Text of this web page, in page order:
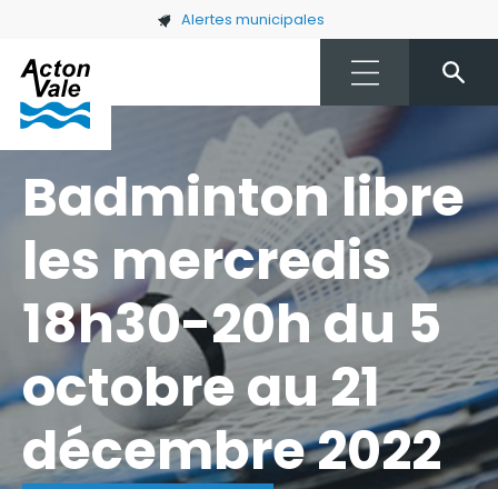
Skip to main content Alertes municipales
Badminton libre
les mercredis
18h30-20h du 5
octobre au 21
décembre 2022